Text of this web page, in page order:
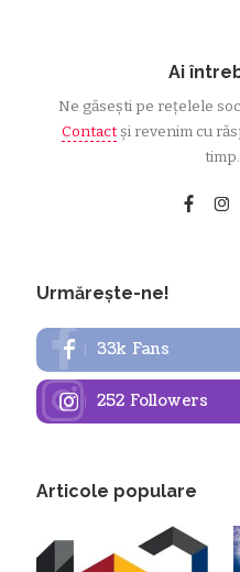
Ai
Ne găsești pe rețelele
Contactși revenim cu
timp.
Urmărește-ne!
33k Fans
252 Followers
Articole populare